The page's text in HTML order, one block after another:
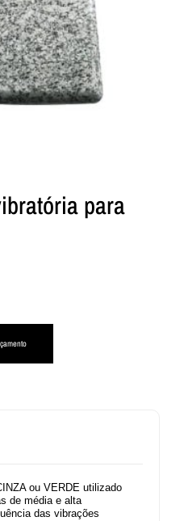
para
ou VERDE utilizado
de média e alta
das vibrações